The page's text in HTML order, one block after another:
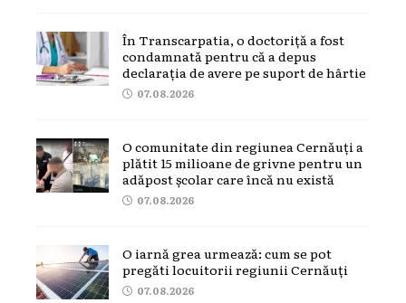
În Transcarpatia, o doctoriță a fost
condamnată pentru că a depus
declarația de avere pe suport de hârtie
07.08.2026
O comunitate din regiunea Cernăuți a
plătit 15 milioane de grivne pentru un
adăpost școlar care încă nu există
07.08.2026
O iarnă grea urmează: cum se pot
pregăti locuitorii regiunii Cernăuți
07.08.2026